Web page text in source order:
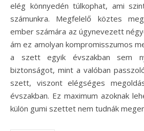
elég könnyedén túlkophat, ami
számunkra. Megfelelő köztes
ember számára az úgynevezett
ám ez amolyan kompromisszumos
a szett egyik évszakban sem
biztonságot, mint a valóban
szett, viszont elégséges
évszakban. Ez maximum azoknak
külön gumi szettet nem tudnák